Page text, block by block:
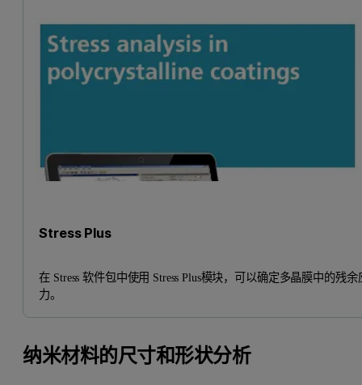
Stress Plus
在 Stress 软件包中使用 Stress Plus模块，可以确定多晶膜中的残余
力。
纳米材料的尺寸和形状分析